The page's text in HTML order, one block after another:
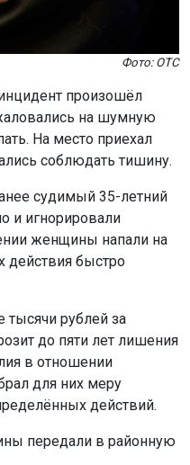
Фото: ОТС
произошёл
на шумную
На место приехал
соблюдать тишину.
судимый 35-летний
и игнорировали
женщины напали на
действия быстро
рублей за
до пяти лет лишения
в отношении
для них меру
действий.
передали в районную